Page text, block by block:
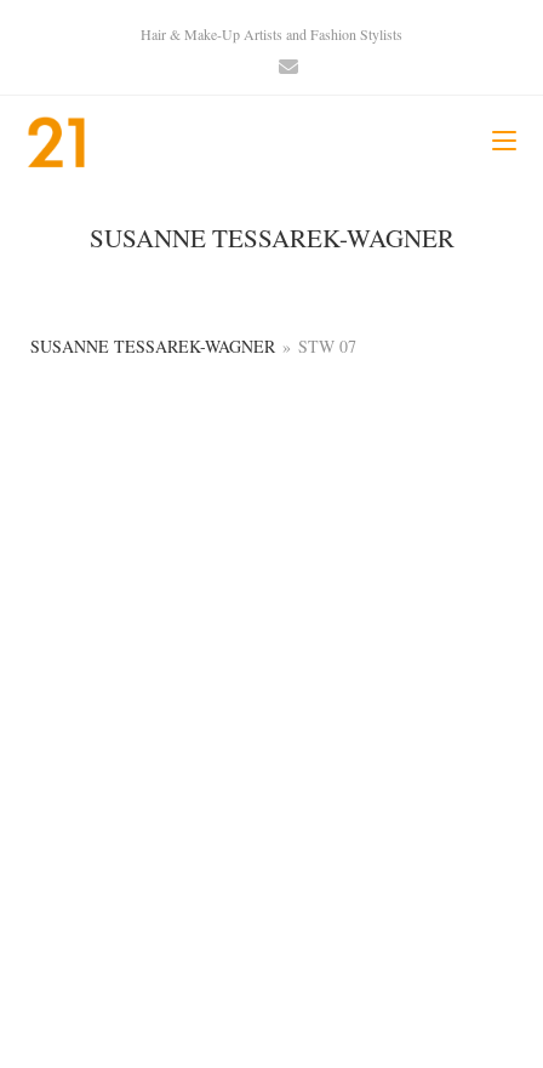
Hair & Make-Up Artists and Fashion Stylists
SUSANNE TESSAREK-WAGNER
SUSANNE TESSAREK-WAGNER » STW 07